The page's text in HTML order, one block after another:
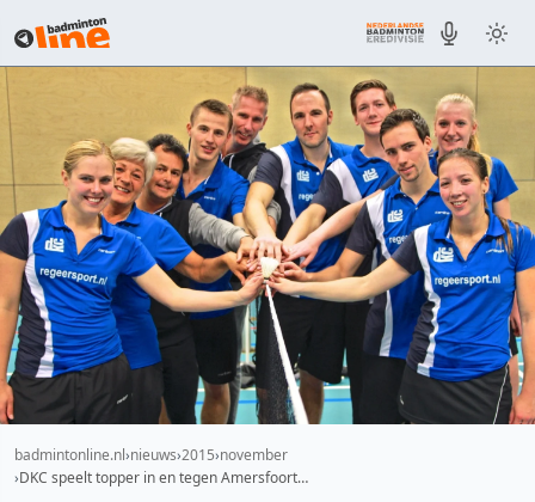
badmintonline.nl nieuws 2015 november
DKC speelt topper in en tegen Amersfoort…